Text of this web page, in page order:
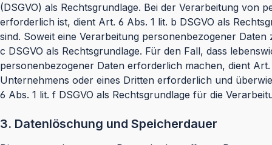
(DSGVO) als Rechtsgrundlage. Bei der Verarbeitung von
erforderlich ist, dient Art. 6 Abs. 1 lit. b DSGVO als
sind. Soweit eine Verarbeitung personenbezogener
c DSGVO als Rechtsgrundlage. Für den Fall, dass
personenbezogener Daten erforderlich machen, dient
Unternehmens oder eines Dritten erforderlich und
6 Abs. 1 lit. f DSGVO als Rechtsgrundlage für die
3. Datenlöschung und Speicherdauer